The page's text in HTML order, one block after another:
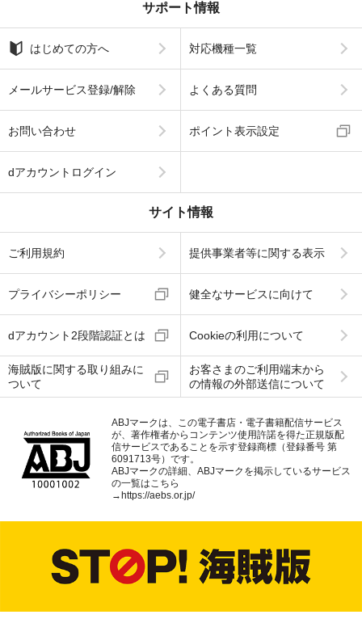
サポート情報
はじめての方へ 対応機種一覧
メールサービス登録/解除 よくある質問
お問い合わせ ポイント表示設定
dアカウントログイン
サイト情報
ご利用規約 提供事業者等に関する表示
プライバシーポリシー 健全なサービスに向けて
dアカウント2段階認証とは Cookieの利用について
海賊版に関する取り組みに
ついて
お客さまのご利用端末から
の情報の外部送信について
ABJマークは、この電子書店・電子書籍配信サービス
が、著作権者からコンテンツ使用許諾を得た正規版配
信サービスであることを示す登録商標（登録番号 第
6091713号）です。
ABJマークの詳細、ABJマークを掲示しているサービス
の一覧はこちら
→ https://aebs.or.jp/